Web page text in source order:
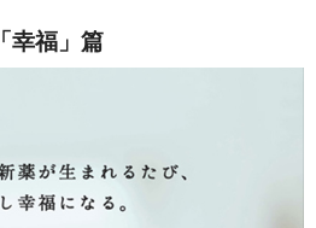
「幸福」篇